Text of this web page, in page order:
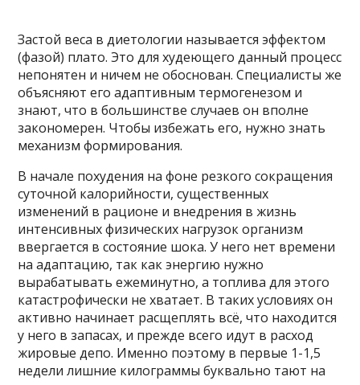
Застой веса в диетологии называется эффектом
(фазой) плато. Это для худеющего данный процесс
непонятен и ничем не обоснован. Специалисты же
объясняют его адаптивным термогенезом и
знают, что в большинстве случаев он вполне
закономерен. Чтобы избежать его, нужно знать
механизм формирования.
В начале похудения на фоне резкого сокращения
суточной калорийности, существенных
изменений в рационе и внедрения в жизнь
интенсивных физических нагрузок организм
ввергается в состояние шока. У него нет времени
на адаптацию, так как энергию нужно
вырабатывать ежеминутно, а топлива для этого
катастрофически не хватает. В таких условиях он
активно начинает расщеплять всё, что находится
у него в запасах, и прежде всего идут в расход
жировые депо. Именно поэтому в первые 1-1,5
недели лишние килограммы буквально тают на